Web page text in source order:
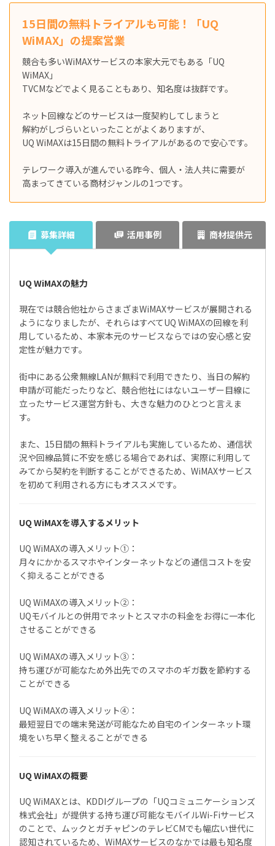
15日間の無料トライアルも可能！「UQ
WiMAX」の提案営業
競合も多いWiMAXサービスの本家大元でもある「UQ
WiMAX」
TVCMなどでよく見ることもあり、知名度は抜群です。
ネット回線などのサービスは一度契約してしまうと
解約がしづらいといったことがよくありますが、
UQ WiMAXは15日間の無料トライアルがあるので安心です。
テレワーク導入が進んでいる昨今、個人・法人共に需要が
高まってきている商材ジャンルの1つです。
募集詳細 活用事例 商材提供元
UQ WiMAXの魅力
現在では競合他社からさまざまWiMAXサービスが展開される
ようになりましたが、それらはすべてUQ WiMAXの回線を利
用しているため、本家本元のサービスならではの安心感と安
定性が魅力です。
街中にある公衆無線LANが無料で利用できたり、当日の解約
申請が可能だったりなど、競合他社にはないユーザー目線に
立ったサービス運営方針も、大きな魅力のひとつと言えま
す。
また、15日間の無料トライアルも実施しているため、通信状
況や回線品質に不安を感じる場合であれば、実際に利用して
みてから契約を判断することができるため、WiMAXサービス
を初めて利用される方にもオススメです。
UQ WiMAXを導入するメリット
UQ WiMAXの導入メリット①：
月々にかかるスマホやインターネットなどの通信コストを安
く抑えることができる
UQ WiMAXの導入メリット②：
UQモバイルとの併用でネットとスマホの料金をお得に一本化
させることができる
UQ WiMAXの導入メリット③：
持ち運びが可能なため外出先でのスマホのギガ数を節約する
ことができる
UQ WiMAXの導入メリット④：
最短翌日での端末発送が可能なため自宅のインターネット環
境をいち早く整えることができる
UQ WiMAXの概要
UQ WiMAXとは、KDDIグループの「UQコミュニケーションズ
株式会社」が提供する持ち運び可能なモバイルWi-Fiサービス
のことで、ムックとガチャピンのテレビCMでも幅広い世代に
認知されているため、WiMAXサービスのなかでは最も知名度